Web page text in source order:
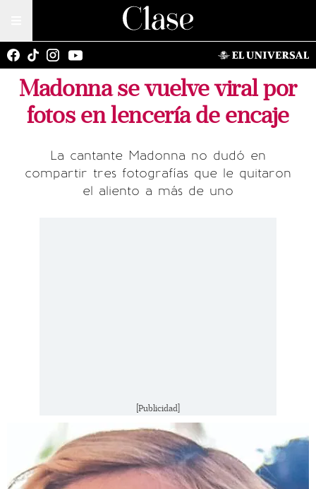
Madonna se vuelve viral por
fotos en lencería de encaje
La cantante Madonna no dudó en
compartir tres fotografías que le quitaron
el aliento a más de uno
[Publicidad]